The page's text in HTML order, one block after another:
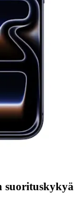
suorituskykyä